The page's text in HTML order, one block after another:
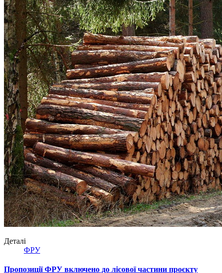
Деталі
ФРУ
Пропозиції ФРУ включено до лісової частини проєкту